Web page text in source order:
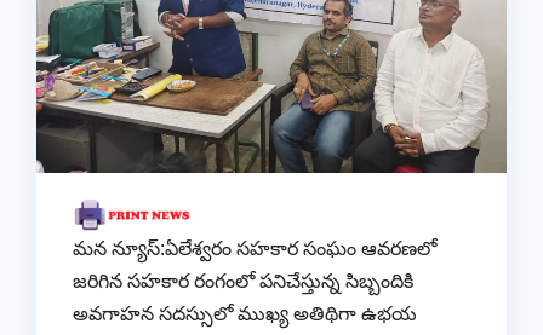
మన న్యూస్:ఏలేశ్వరం సహకార సంఘం ఆవరణలో
జరిగిన సహకార రంగంలో పనిచేస్తున్న సిబ్బందికి
అవగాహన సదస్సులో ముఖ్య అతిథిగా ఉభయ